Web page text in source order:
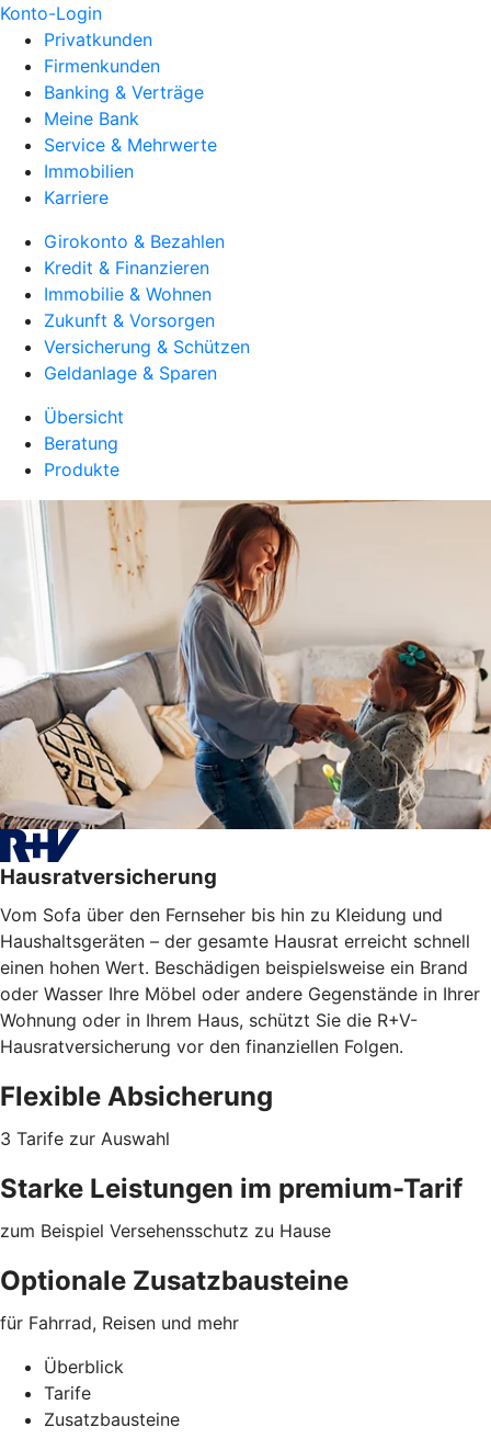
Konto-Login
Privatkunden
Firmenkunden
Banking & Verträge
Meine Bank
Service & Mehrwerte
Immobilien
Karriere
Girokonto & Bezahlen
Kredit & Finanzieren
Immobilie & Wohnen
Zukunft & Vorsorgen
Versicherung & Schützen
Geldanlage & Sparen
Übersicht
Beratung
Produkte
Hausratversicherung
Vom Sofa über den Fernseher bis hin zu Kleidung und
Haushaltsgeräten – der gesamte Hausrat erreicht schnell
einen hohen Wert. Beschädigen beispielsweise ein Brand
oder Wasser Ihre Möbel oder andere Gegenstände in Ihrer
Wohnung oder in Ihrem Haus, schützt Sie die R+V-
Hausratversicherung vor den finanziellen Folgen.
Flexible Absicherung
3 Tarife zur Auswahl
Starke Leistungen im premium-Tarif
zum Beispiel Versehensschutz zu Hause
Optionale Zusatzbausteine
für Fahrrad, Reisen und mehr
Überblick
Tarife
Zusatzbausteine